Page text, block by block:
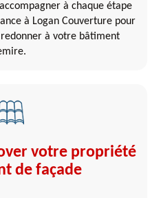
à chaque étape
à Logan Couverture pour
à votre bâtiment
votre propriété
de façade